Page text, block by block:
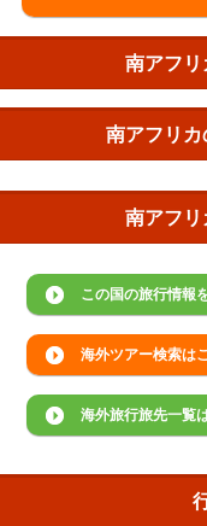
南アフリ
南アフリカ
南アフリ
この国の旅行情報
海外ツアー検索は
海外旅行旅先一覧